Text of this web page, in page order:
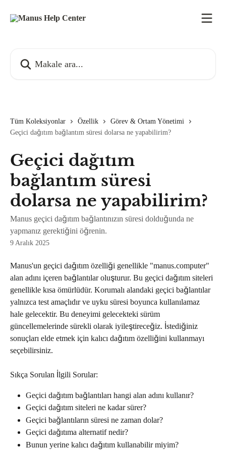
Tüm Koleksiyonlar Özellik
Görev & Ortam Yönetimi
Geçici dağıtım bağlantım süresi dolarsa ne yapabilirim?
Geçici dağıtım
bağlantım süresi
dolarsa ne yapabilirim?
Manus geçici dağıtım bağlantınızın süresi dolduğunda ne
yapmanız gerektiğini öğrenin.
9 Aralık 2025
Manus'un geçici dağıtım özelliği genellikle "manus.computer"
alan adını içeren bağlantılar oluşturur. Bu geçici dağıtım siteleri
genellikle kısa ömürlüdür. Korumalı alandaki geçici bağlantılar
yalnızca test amaçlıdır ve uyku süresi boyunca kullanılamaz
hale gelecektir. Bu deneyimi gelecekteki sürüm
güncellemelerinde sürekli olarak iyileştireceğiz. İstediğiniz
sonuçları elde etmek için kalıcı dağıtım özelliğini kullanmayı
seçebilirsiniz.
Sıkça Sorulan İlgili Sorular:
Geçici dağıtım bağlantıları hangi alan adını kullanır?
Geçici dağıtım siteleri ne kadar sürer?
Geçici bağlantıların süresi ne zaman dolar?
Geçici dağıtıma alternatif nedir?
Bunun yerine kalıcı dağıtım kullanabilir miyim?